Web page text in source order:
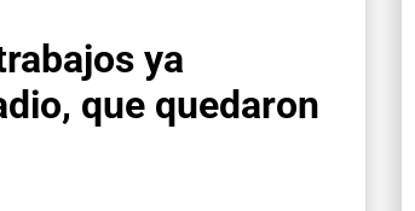
ya
que quedaron